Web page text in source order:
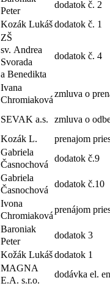
Peter
dodatok č. 2
Kozák Lukášdodatok č. 1
ZŠ
sv. Andrea
Svorada
a Benedikta
dodatok č. 4
Ivana
Chromiaková
zmluva o
SEVAK a.s.
zmluva o
Kozák L. prenajom
Gabriela
Časnochová
dodatok č.9
Gabriela
Časnochová
dodatok č.10
Ivona
Chromiaková
prenájom
Baroniak
Peter
dodatok 3
Kožák Lukášdodatok 1
MAGNA
E.A. s.r.o.
dodávka el.